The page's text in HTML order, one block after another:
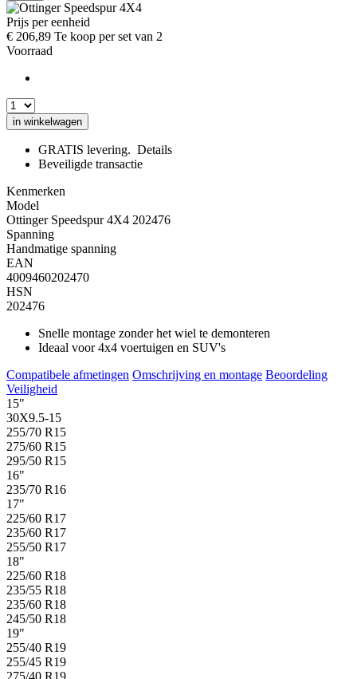
Prijs per eenheid
€ 206,89 Te koop per set van 2
Voorraad
in winkelwagen
GRATIS levering. Details
Beveiligde transactie
Kenmerken
Model
Ottinger Speedspur 4X4 202476
Spanning
Handmatige spanning
EAN
4009460202470
HSN
202476
Snelle montage zonder het wiel te demonteren
Ideaal voor 4x4 voertuigen en SUV's
Compatibele afmetingen Omschrijving en montage Beoordeling
Veiligheid
15"
30X9.5-15
255/70 R15
275/60 R15
295/50 R15
16"
235/70 R16
17"
225/60 R17
235/60 R17
255/50 R17
18"
225/60 R18
235/55 R18
235/60 R18
245/50 R18
19"
255/40 R19
255/45 R19
275/40 R19